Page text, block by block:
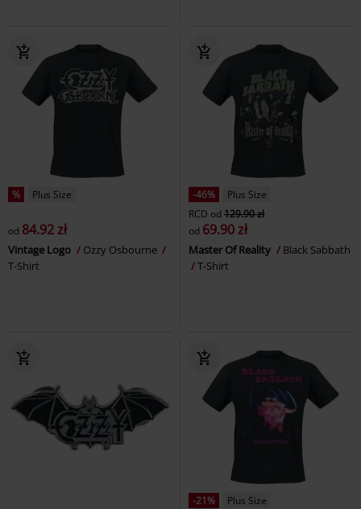
% Plus Size
od 84.92 zł
Vintage Logo
Ozzy Osbourne
T-Shirt
-46%
Plus Size
RCD od 129.90 zł
od 69.90 zł
Master Of Reality
Black Sabbath
T-Shirt
-21%
Plus Size